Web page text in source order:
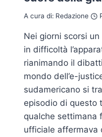
A cura di: Redazione
Nei giorni scorsi
in difficoltà
rianimando il
mondo dell’e-
sudamericano si
episodio di questo
qualche settimana
ufficiale affermava